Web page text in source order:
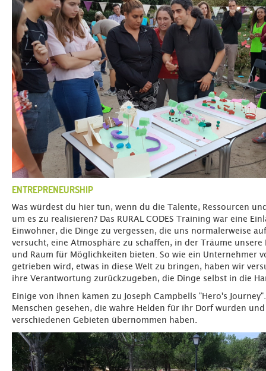
ENTREPRENEURSHIP
Was würdest du hier tun, wenn du die Talente, Ressourcen
um es zu realisieren? Das RURAL CODES Training war eine
Einwohner, die Dinge zu vergessen, die uns normalerweise
versucht, eine Atmosphäre zu schaffen, in der Träume
und Raum für Möglichkeiten bieten. So wie ein Unternehmer
getrieben wird, etwas in diese Welt zu bringen, haben wir
ihre Verantwortung zurückzugeben, die Dinge selbst in die
Einige von ihnen kamen zu Joseph Campbells "Hero's
Menschen gesehen, die wahre Helden für ihr Dorf wurden
verschiedenen Gebieten übernommen haben.